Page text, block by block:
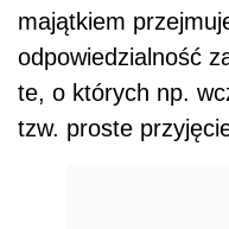
majątkiem
odpowiedzialność
te, o których np.
tzw. proste